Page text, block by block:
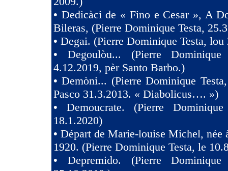
• Dedicàci de « Fino e Cesar », A
Bileras, (Pierre Dominique Testa,
• Degai. (Pierre Dominique Testa, lou
• Degoulòu... (Pierre
4.12.2019, pèr Santo Barbo.)
•Demòni... (Pierre Dominique
Pasco 31.3.2013. « Diabolicus…. »)
• Demoucrate. (Pierre
18.1.2020)
• Départ de Marie-louise Michel, née
1920. (Pierre Dominique Testa, le
• Depremido. (Pierre